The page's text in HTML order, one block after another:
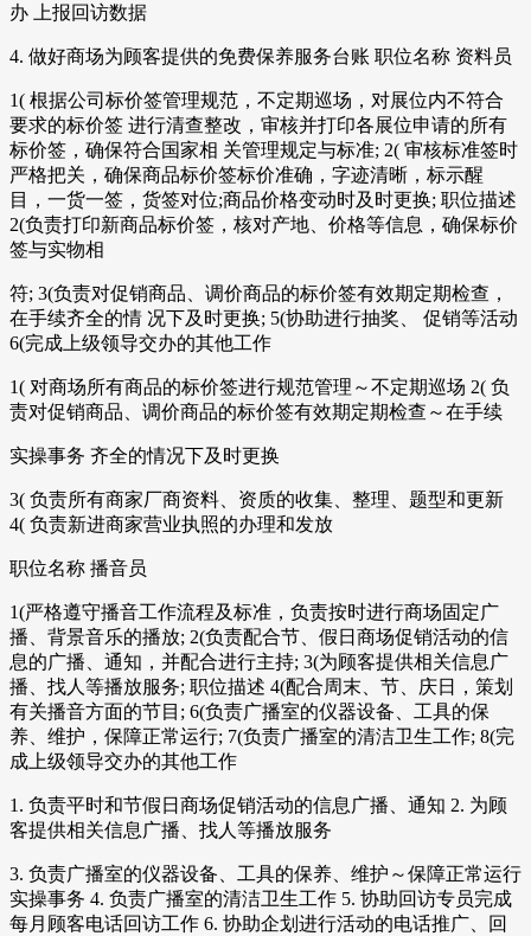
办 上报回访数据
4. 做好商场为顾客提供的免费保养服务台账 职位名称 资料员
1( 根据公司标价签管理规范，不定期巡场，对展位内不符合
要求的标价签 进行清查整改，审核并打印各展位申请的所有
标价签，确保符合国家相 关管理规定与标准; 2( 审核标准签时
严格把关，确保商品标价签标价准确，字迹清晰，标示醒
目，一货一签，货签对位;商品价格变动时及时更换; 职位描述
2(负责打印新商品标价签，核对产地、价格等信息，确保标价
签与实物相
符; 3(负责对促销商品、调价商品的标价签有效期定期检查，
在手续齐全的情 况下及时更换; 5(协助进行抽奖、 促销等活动
6(完成上级领导交办的其他工作
1( 对商场所有商品的标价签进行规范管理～不定期巡场 2( 负
责对促销商品、调价商品的标价签有效期定期检查～在手续
实操事务 齐全的情况下及时更换
3( 负责所有商家厂商资料、资质的收集、整理、题型和更新
4( 负责新进商家营业执照的办理和发放
职位名称 播音员
1(严格遵守播音工作流程及标准，负责按时进行商场固定广
播、背景音乐的播放; 2(负责配合节、假日商场促销活动的信
息的广播、通知，并配合进行主持; 3(为顾客提供相关信息广
播、找人等播放服务; 职位描述 4(配合周末、节、庆日，策划
有关播音方面的节目; 6(负责广播室的仪器设备、工具的保
养、维护，保障正常运行; 7(负责广播室的清洁卫生工作; 8(完
成上级领导交办的其他工作
1. 负责平时和节假日商场促销活动的信息广播、通知 2. 为顾
客提供相关信息广播、找人等播放服务
3. 负责广播室的仪器设备、工具的保养、维护～保障正常运行
实操事务 4. 负责广播室的清洁卫生工作 5. 协助回访专员完成
每月顾客电话回访工作 6. 协助企划进行活动的电话推广、回